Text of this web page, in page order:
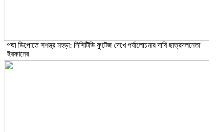
পদ্মা ডিপোতে সশস্ত্র মহড়া: সিসিটিভি ফুটেজ দেখে পর্যালোচনার দাবি ছাত্রদলনেতা
ইরফানের